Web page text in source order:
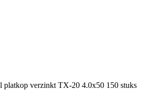
platkop verzinkt TX-20 4.0x50 150 stuks